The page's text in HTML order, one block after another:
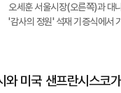
오세훈 서울시장(오른쪽)과 대
'감사의 정원' 석재 기증식에서
와 미국 샌프란시스코